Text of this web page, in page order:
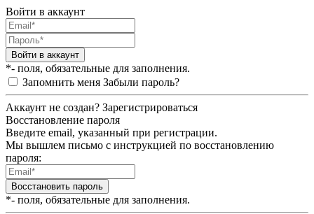
Войти в аккаунт
Войти в аккаунт
*- поля, обязательные для заполнения.
Запомнить меня Забыли пароль?
Аккаунт не создан? Зарегистрироваться
Восстановление пароля
Введите email, указанный при регистрации.
Мы вышлем письмо с инструкцией по восстановлению
пароля:
Восстановить пароль
*- поля, обязательные для заполнения.